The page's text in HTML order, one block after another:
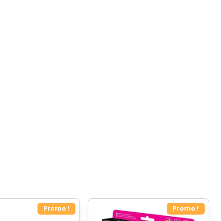
Promo ! Promo !